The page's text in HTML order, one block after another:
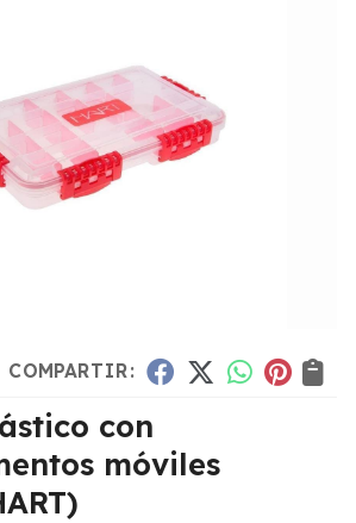
COMPARTIR:
con
móviles